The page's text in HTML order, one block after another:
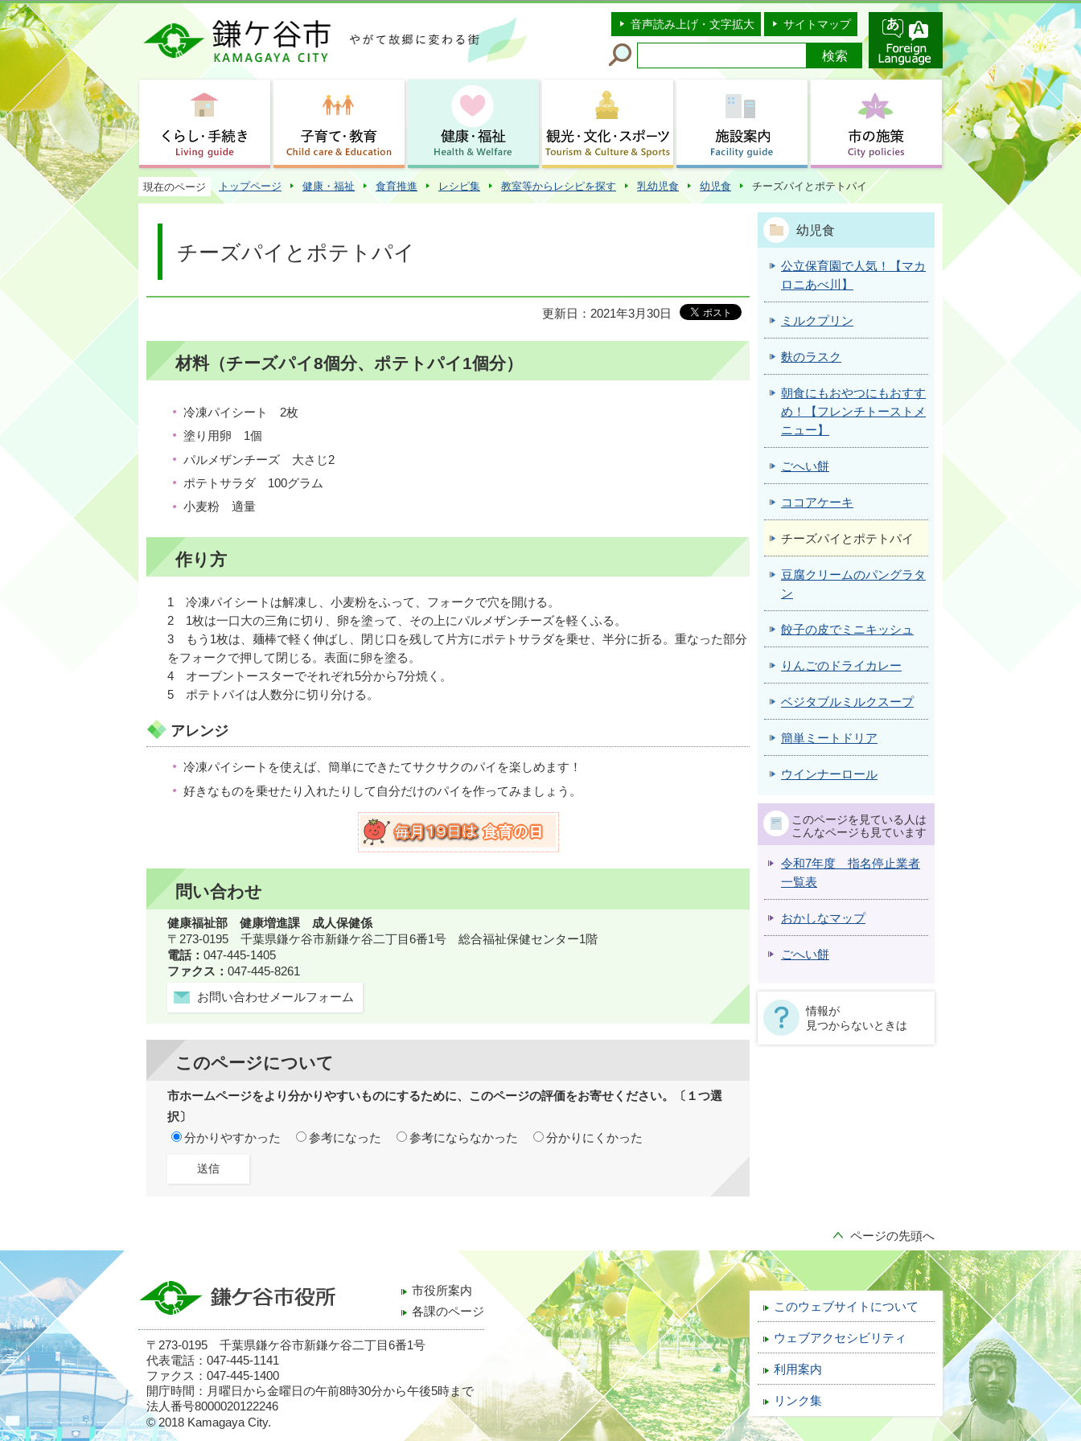
このページの本文へ移動
音声読み上げ・文字拡大 サイトマップ
現在のページ トップページ 健康・福祉 食育推進 レシピ集 教室等からレシピを探す 乳幼児食 幼児食 チーズパイとポテトパイ
チーズパイとポテトパイ
更新日：2021年3月30日
材料（チーズパイ8個分、ポテトパイ1個分）
冷凍パイシート 2枚
塗り用卵 1個
パルメザンチーズ 大さじ2
ポテトサラダ 100グラム
小麦粉 適量
作り方
1 冷凍パイシートは解凍し、小麦粉をふって、フォークで穴を開ける。
2 1枚は一口大の三角に切り、卵を塗って、その上にパルメザンチーズを軽くふる。
3 もう1枚は、麺棒で軽く伸ばし、閉じ口を残して片方にポテトサラダを乗せ、半分に折る。重なった部分
をフォークで押して閉じる。表面に卵を塗る。
4 オーブントースターでそれぞれ5分から7分焼く。
5 ポテトパイは人数分に切り分ける。
アレンジ
冷凍パイシートを使えば、簡単にできたてサクサクのパイを楽しめます！
好きなものを乗せたり入れたりして自分だけのパイを作ってみましょう。
問い合わせ
健康福祉部 健康増進課 成人保健係
〒273-0195 千葉県鎌ケ谷市新鎌ケ谷二丁目6番1号 総合福祉保健センター1階
電話： 047-445-1405
ファクス： 047-445-8261
お問い合わせメールフォーム
このページについて
市ホームページをより分かりやすいものにするために、このページの評価をお寄せください。〔１つ選
択〕
分かりやすかった
参考になった 参考にならなかった 分かりにくかった
幼児食
公立保育園で人気！【マカ
ロニあべ川】
ミルクプリン
麩のラスク
朝食にもおやつにもおすす
め！【フレンチトーストメ
ニュー】
ごへい餅
ココアケーキ
チーズパイとポテトパイ
豆腐クリームのパングラタ
ン
餃子の皮でミニキッシュ
りんごのドライカレー
ベジタブルミルクスープ
簡単ミートドリア
ウインナーロール
このページを見ている人は
こんなページも見ています
令和7年度 指名停止業者
一覧表
おかしなマップ
ごへい餅
情報が
見つからないときは
ページの先頭へ
市役所案内
各課のページ
〒273-0195 千葉県鎌ケ谷市新鎌ケ谷二丁目6番1号
代表電話：047-445-1141
ファクス：047-445-1400
開庁時間：月曜日から金曜日の午前8時30分から午後5時まで
法人番号8000020122246
このウェブサイトについて
ウェブアクセシビリティ
利用案内
リンク集
© 2018 Kamagaya City.